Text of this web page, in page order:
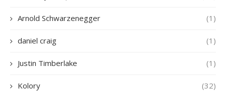
Arnold Schwarzenegger (1)
daniel craig (1)
Justin Timberlake (1)
Kolory (32)